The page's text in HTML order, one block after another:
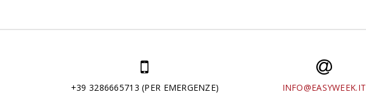
+39 3286665713 (PER EMERGENZE) INFO@EASYWEEK.IT